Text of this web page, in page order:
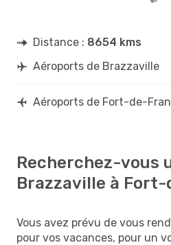
Distance : 8654 kms
Aéroports de Brazzaville
Aéroports de Fort-de-
Recherchez-vous
Brazzaville à Fort-
Vous avez prévu de vous
pour vos vacances, pour un